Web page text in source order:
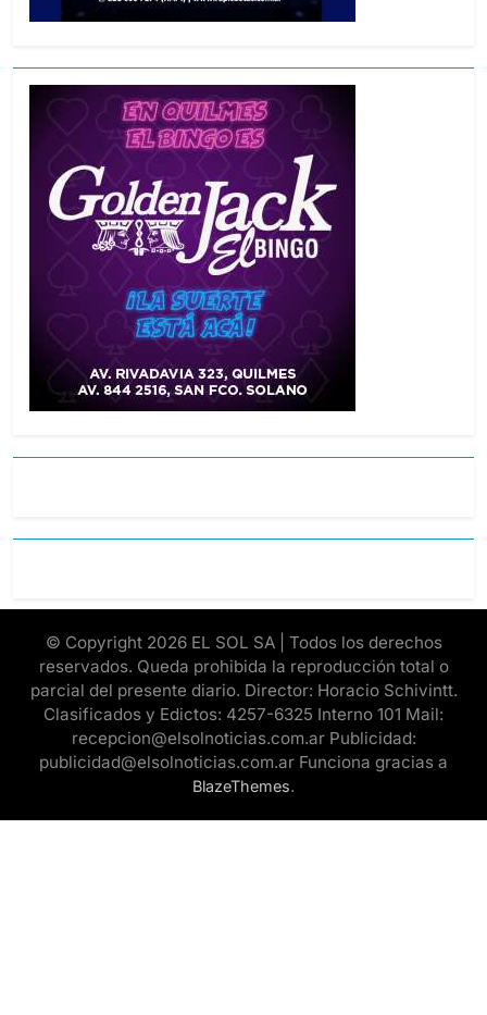
© Copyright 2026 EL SOL SA | Todos los derechos
reservados. Queda prohibida la reproducción total o
parcial del presente diario. Director: Horacio Schivintt.
Clasificados y Edictos: 4257-6325 Interno 101 Mail:
recepcion@elsolnoticias.com.ar Publicidad:
publicidad@elsolnoticias.com.ar Funciona gracias a
BlazeThemes.